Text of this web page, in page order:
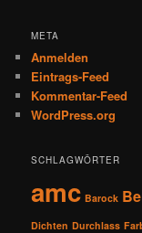
META
Anmelden
Eintrags-Feed
Kommentar-Feed
WordPress.org
SCHLAGWÖRTER
amc Barock
Dichten Durchlass